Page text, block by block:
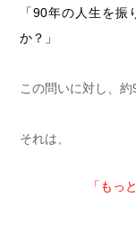
「90年の人生を
か？」
この問いに対し、
それは、
「もっ